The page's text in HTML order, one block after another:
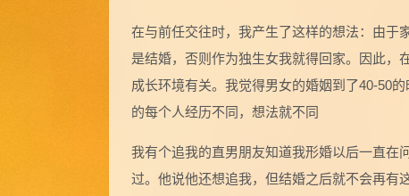
在与前任交往时，我产生了这样的想法：由于
是结婚，否则作为独生女我就得回家。因此，
成长环境有关。我觉得男女的婚姻到了40-50
的每个人经历不同，想法就不同
我有个追我的直男朋友知道我形婚以后一直在
过。他说他还想追我，但结婚之后就不会再有